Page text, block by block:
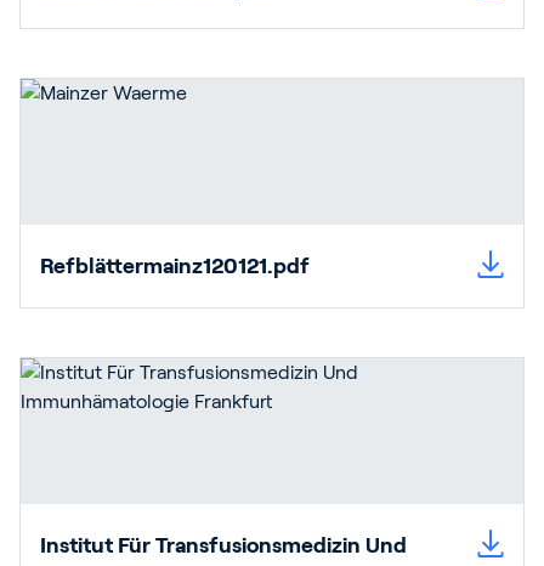
Refblättermainz120121.pdf
Institut Für Transfusionsmedizin Und